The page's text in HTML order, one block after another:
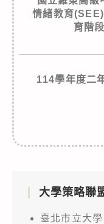
情緒教育
育階
114學年度二
大學策略聯
臺北市立大學